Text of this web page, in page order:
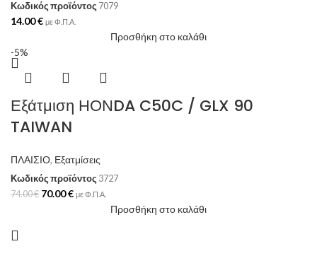
Κωδικός προϊόντος 7079
14.00€ με Φ.Π.Α.
Προσθήκη στο καλάθι
-5%
Εξάτμιση ΗΟΝDA C50C / GLX 90
TAIWAN
ΠΛΑΙΣΙΟ, Εξατμίσεις
Κωδικός προϊόντος 3727
74.00€ 70.00€ με Φ.Π.Α.
Προσθήκη στο καλάθι